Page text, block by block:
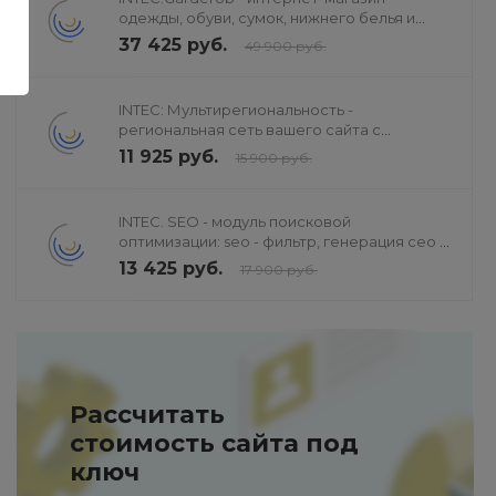
одежды, обуви, сумок, нижнего белья и
аксессуаров
37 425 руб. 49 900 руб.
INTEC: Мультирегиональность -
региональная сеть вашего сайта с
продвижением в поисковиках
11 925 руб. 15 900 руб.
INTEC. SEO - модуль поисковой
оптимизации: seo - фильтр, генерация сео -
текстов, H1, мета-тегов
13 425 руб. 17 900 руб.
Рассчитать
стоимость сайта под
ключ